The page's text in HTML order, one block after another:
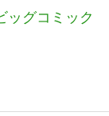
ッグコミック